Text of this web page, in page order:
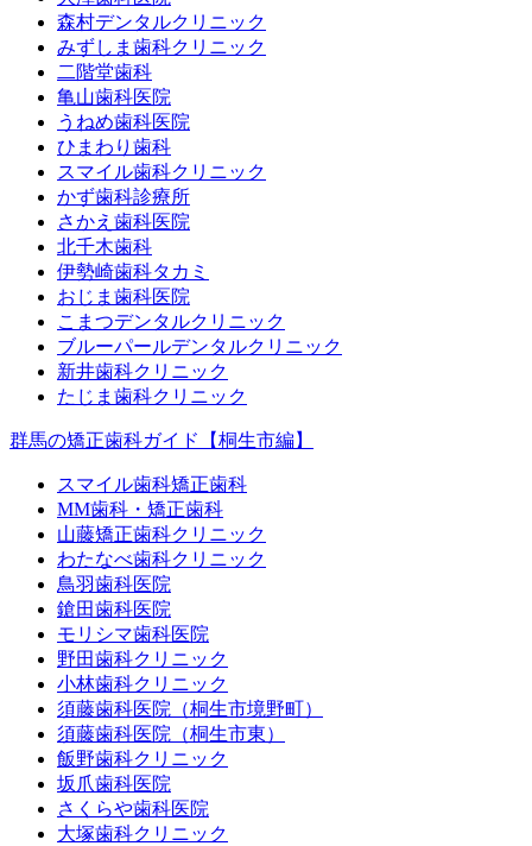
森村デンタルクリニック
みずしま歯科クリニック
二階堂歯科
亀山歯科医院
うねめ歯科医院
ひまわり歯科
スマイル歯科クリニック
かず歯科診療所
さかえ歯科医院
北千木歯科
伊勢崎歯科タカミ
おじま歯科医院
こまつデンタルクリニック
ブルーパールデンタルクリニック
新井歯科クリニック
たじま歯科クリニック
群馬の矯正歯科ガイド【桐生市編】
スマイル歯科矯正歯科
MM歯科・矯正歯科
山藤矯正歯科クリニック
わたなべ歯科クリニック
鳥羽歯科医院
鎗田歯科医院
モリシマ歯科医院
野田歯科クリニック
小林歯科クリニック
須藤歯科医院（桐生市境野町）
須藤歯科医院（桐生市東）
飯野歯科クリニック
坂爪歯科医院
さくらや歯科医院
大塚歯科クリニック